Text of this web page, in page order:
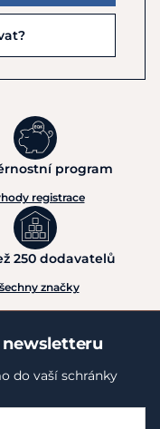
program
registrace
250 dodavatelů
značky
newsletteru
do vaší schránky